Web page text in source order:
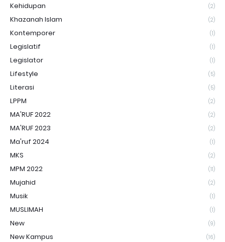
Kehidupan (2)
Khazanah Islam (2)
Kontemporer (1)
Legislatif (1)
Legislator (1)
Lifestyle (5)
Literasi (5)
LPPM (2)
MA'RUF 2022 (2)
MA'RUF 2023 (2)
Ma'ruf 2024 (1)
MKS (2)
MPM 2022 (11)
Mujahid (2)
Musik (1)
MUSLIMAH (1)
New (9)
New Kampus (16)